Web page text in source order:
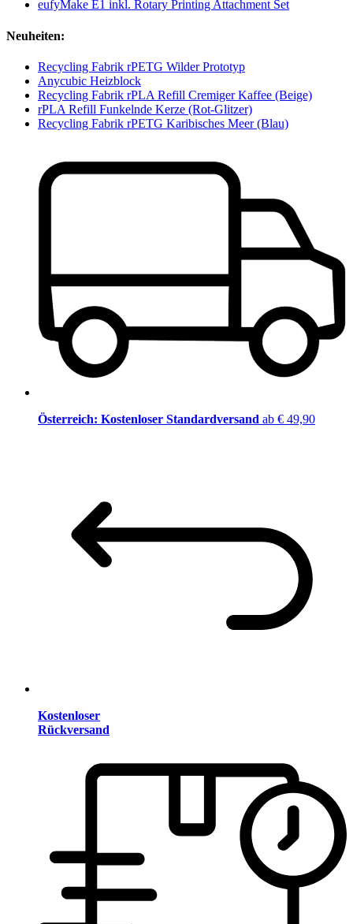
eufyMake E1 inkl. Rotary Printing Attachment Set
Neuheiten:
Recycling Fabrik rPETG Wilder Prototyp
Anycubic Heizblock
Recycling Fabrik rPLA Refill Cremiger Kaffee (Beige)
rPLA Refill Funkelnde Kerze (Rot-Glitzer)
Recycling Fabrik rPETG Karibisches Meer (Blau)
Österreich: Kostenloser Standardversand ab € 49,90
Kostenloser
Rückversand